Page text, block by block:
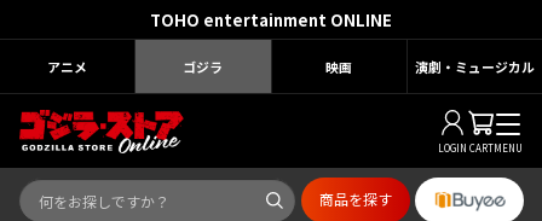
TOHO entertainment ONLINE
アニメ ゴジラ 映画 演劇・ミュージカル
LOGIN CARTMENU
商品を探す